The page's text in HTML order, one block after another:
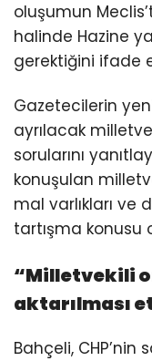
oluşumun
halinde Hazine
gerektiğini ifade
Gazetecilerin
ayrılacak
sorularını
konuşulan
mal varlıkları ve
tartışma konusu
“Milletvekili
aktarılması
Bahçeli,